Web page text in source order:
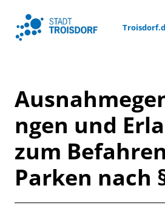
Zum Hauptinhalt springen
ngen und
zum
Parken nach